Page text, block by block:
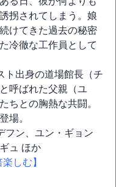
拐されてしまう。娘
けてきた過去の秘密
冷徹な工作員として
ト出身の道場館長（チ
呼ばれた父親（ユ
ちとの胸熱な共闘。
場。
フン、ユン・ギョン
ュ ほか
しむ】